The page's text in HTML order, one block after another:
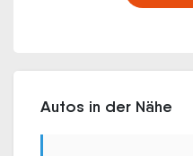
Autos in der Nähe